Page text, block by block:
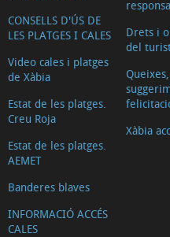
CONSELLS D'ÚS DE
LES PLATGES I CALES
Video cales i platges
de Xàbia
Estat de les platges.
Creu Roja
Estat de les platges.
AEMET
Banderes blaves
INFORMACIÓ ACCÉS
CALES
Drets i
del
Queixes,
Xàbia